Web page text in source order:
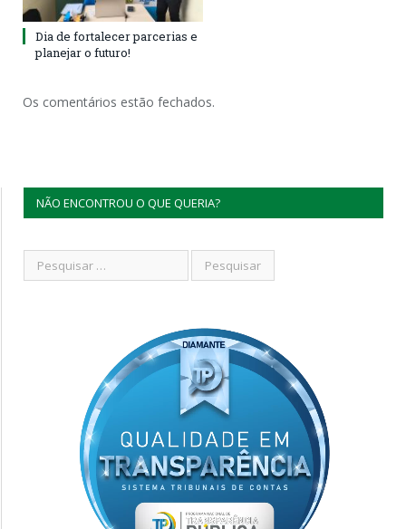
Dia de fortalecer parcerias e
planejar o futuro!
Os comentários estão fechados.
NÃO ENCONTROU O QUE QUERIA?